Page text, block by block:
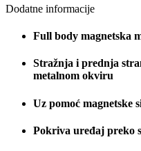
Dodatne informacije
Full body magnetska
Stražnja i prednja
metalnom okviru
Uz pomoć magnetske
Pokriva uređaj preko